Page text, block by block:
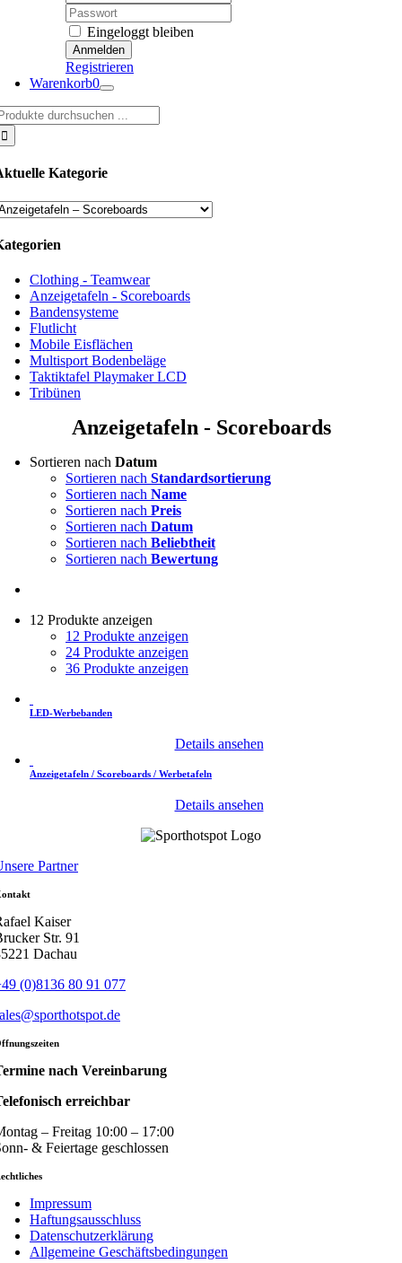
Password:
Eingeloggt bleiben
Registrieren
Warenkorb0
Kategorie
Clothing - Teamwear
Anzeigetafeln - Scoreboards
Bandensysteme
Flutlicht
Mobile Eisflächen
Multisport Bodenbeläge
Taktiktafel Playmaker LCD
Tribünen
Anzeigetafeln - Scoreboards
Sortieren nach Datum
Sortieren nach Standardsortierung
Sortieren nach Name
Sortieren nach Preis
Sortieren nach Datum
Sortieren nach Beliebtheit
Sortieren nach Bewertung
12 Produkte anzeigen
12 Produkte anzeigen
24 Produkte anzeigen
36 Produkte anzeigen
LED-Werbebanden
Details ansehen
Anzeigetafeln / Scoreboards / Werbetafeln
Details ansehen
Partner
Kaiser
Str. 91
Dachau
(0)8136 80 91 077
nach Vereinbarung
erreichbar
– Freitag 10:00 – 17:00
& Feiertage geschlossen
Impressum
Haftungsausschluss
Datenschutzerklärung
Allgemeine Geschäftsbedingungen